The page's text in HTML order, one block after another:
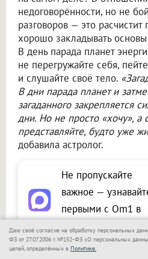
недоговорённости, но не
разговоров — это расчистит
хорошо закладывать
В день парада планет
не перегружайте себя,
и слушайте своё тело.
В дни парада планет и
загаданного закрепляется
дни. Но не просто «хочу»,
представляйте, будто уже
добавила астролог.
Не пропускайте
важное —
первыми с Om1 в
«Макс»
Даю своё согласие на обработку персональных
ФЗ от 27.07.2006 г. №152-ФЗ «О персональных
целей, определённых в Политике.